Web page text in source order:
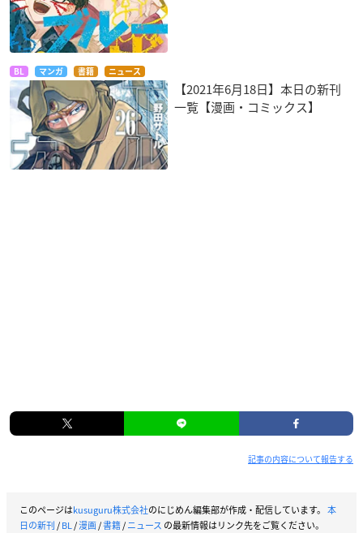
BL マンガ 書籍 ニュース
【2021年6月18日】本日の新刊
一覧【漫画・コミックス】
記事の内容について報告する
このページはkusuguru株式会社のにじめん編集部が作成・配信しています。 本
日の新刊/BL/漫画/書籍/ニュース の最新情報はリンク先をご覧ください。